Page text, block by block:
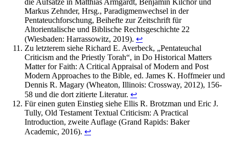
die Aufsätze in Matthias Armgardt, Benjamin Kilchör und
Markus Zehnder, Hrsg., Paradigmenwechsel in der
Pentateuchforschung, Beihefte zur Zeitschrift für
Altorientalische und Biblische Rechtsgeschichte 22
(Wiesbaden: Harrassowitz, 2019). ↩︎
Zu letzterem siehe Richard E. Averbeck, „Pentateuchal
Criticism and the Priestly Torah“, in Do Historical Matters
Matter for Faith: A Critical Appraisal of Modern and Post
Modern Approaches to the Bible, ed. James K. Hoffmeier und
Dennis R. Magary (Wheaton, Illinois: Crossway, 2012), 156-
58 und die dort zitierte Literatur. ↩︎
Für einen guten Einstieg siehe Ellis R. Brotzman und Eric J.
Tully, Old Testament Textual Criticism: A Practical
Introduction, zweite Auflage (Grand Rapids: Baker
Academic, 2016). ↩︎